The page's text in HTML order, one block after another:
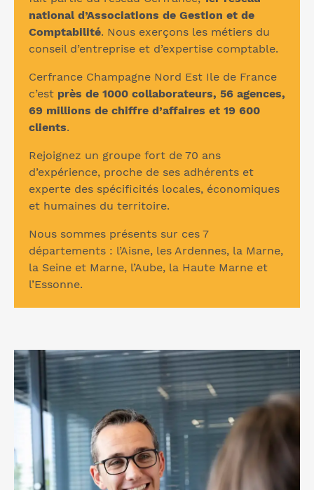
national d’Associations de Gestion et de
Comptabilité. Nous exerçons les métiers du
conseil d’entreprise et d’expertise comptable.
Cerfrance Champagne Nord Est Ile de France
c’est près de 1000 collaborateurs, 56 agences,
69 millions de chiffre d’affaires et 19 600
clients.
Rejoignez un groupe fort de 70 ans
d’expérience, proche de ses adhérents et
experte des spécificités locales, économiques
et humaines du territoire.
Nous sommes présents sur ces 7
départements : l’Aisne, les Ardennes, la Marne,
la Seine et Marne, l’Aube, la Haute Marne et
l’Essonne.